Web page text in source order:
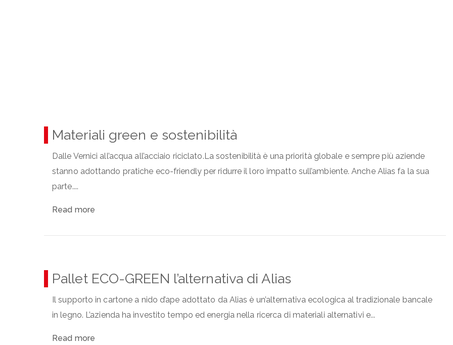
Materiali green e sostenibilità
Dalle Vernici all’acqua all’acciaio riciclato.La sostenibilità è una priorità globale e sempre più aziende
stanno adottando pratiche eco-friendly per ridurre il loro impatto sull’ambiente. Anche Alias fa la sua
parte....
Read more
Pallet ECO-GREEN l’alternativa di Alias
Il supporto in cartone a nido d’ape adottato da Alias è un’alternativa ecologica al tradizionale bancale
in legno. L’azienda ha investito tempo ed energia nella ricerca di materiali alternativi e...
Read more